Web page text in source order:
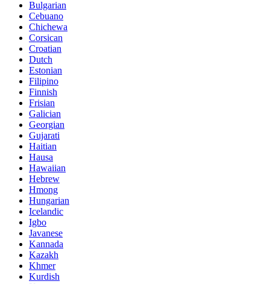
Bulgarian
Cebuano
Chichewa
Corsican
Croatian
Dutch
Estonian
Filipino
Finnish
Frisian
Galician
Georgian
Gujarati
Haitian
Hausa
Hawaiian
Hebrew
Hmong
Hungarian
Icelandic
Igbo
Javanese
Kannada
Kazakh
Khmer
Kurdish